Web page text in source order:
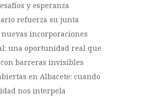
y esperanza
refuerza su junta
incorporaciones
una oportunidad real que
barreras invisibles
en Albacete: cuando
nos interpela